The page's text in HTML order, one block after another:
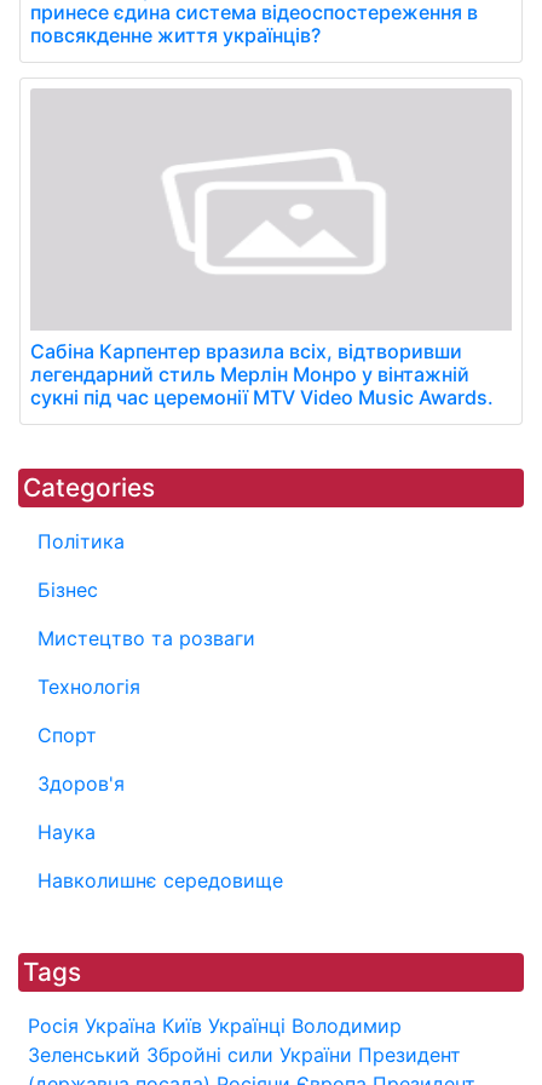
принесе єдина система відеоспостереження в
повсякденне життя українців?
Сабіна Карпентер вразила всіх, відтворивши
легендарний стиль Мерлін Монро у вінтажній
сукні під час церемонії MTV Video Music Awards.
Categories
Політика
Бізнес
Мистецтво та розваги
Технологія
Спорт
Здоров'я
Наука
Навколишнє середовище
Tags
Росія Україна Київ Українці Володимир
Зеленський Збройні сили України Президент